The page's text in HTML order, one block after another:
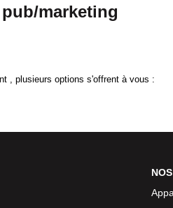
marketing
, plusieurs options s'offrent à vous :